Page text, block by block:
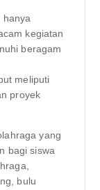
hanya
kegiatan
beragam
meliputi
proyek
yang
bagi siswa
bulu